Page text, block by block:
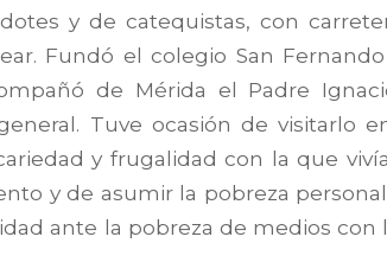
y de catequistas, con
Fundó el colegio San
de Mérida el Padre
Tuve ocasión de visitarlo
y frugalidad con la que
y de asumir la pobreza
ante la pobreza de medios con